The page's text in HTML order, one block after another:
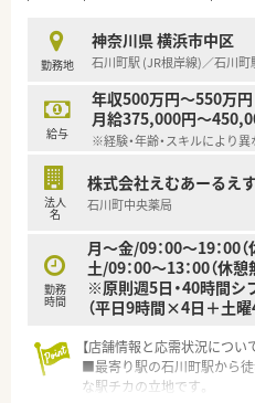
■現場で働く薬剤師の働き
ームで風通しの良い職場環境
■経営者との距離が非常に
ひとりの声に耳を傾ける社風
【勤務実態について】
■年間休日は120日程度あり
■有給休暇の消化率は90%以
すいためプライベートを大切
10時間前後と少なめです。
勤務地
神奈川県 横浜市中区
石川町駅 (JR根岸線)／石川町
給与
年収500万円～550万円
月給375,000円～
※経験・年齢・スキルにより異
法人
名
株式会社えむあーるえす
石川町中央薬局
勤務
時間
月～金/09：00～19：00（
土/09：00～13：00（休憩
※原則週5日・40時間シ
（平日9時間×4日＋土曜
【店舗情報と応需状況につい
■最寄り駅の石川町駅から
な駅チカの立地です。